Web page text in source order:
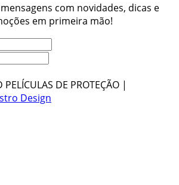
com novidades, dicas e
em primeira mão!
DE PROTEÇÃO |
Design